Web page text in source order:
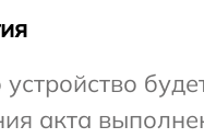
акта